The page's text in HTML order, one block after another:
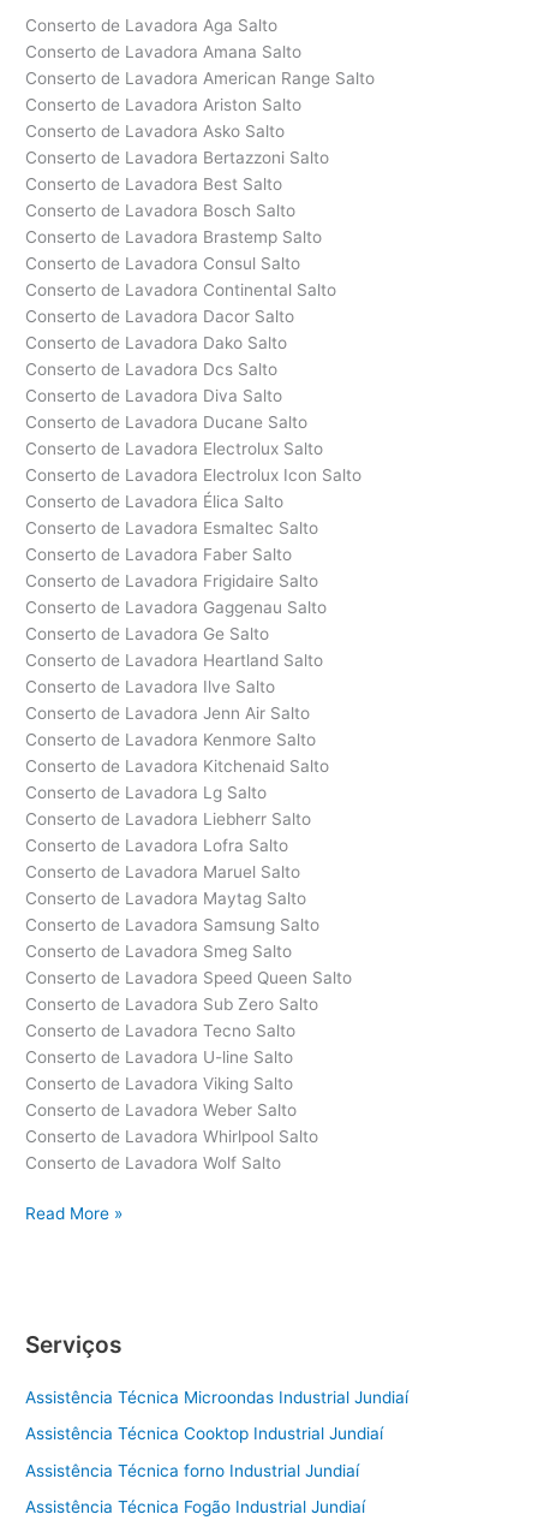
Conserto de Lavadora Aga Salto
Conserto de Lavadora Amana Salto
Conserto de Lavadora American Range Salto
Conserto de Lavadora Ariston Salto
Conserto de Lavadora Asko Salto
Conserto de Lavadora Bertazzoni Salto
Conserto de Lavadora Best Salto
Conserto de Lavadora Bosch Salto
Conserto de Lavadora Brastemp Salto
Conserto de Lavadora Consul Salto
Conserto de Lavadora Continental Salto
Conserto de Lavadora Dacor Salto
Conserto de Lavadora Dako Salto
Conserto de Lavadora Dcs Salto
Conserto de Lavadora Diva Salto
Conserto de Lavadora Ducane Salto
Conserto de Lavadora Electrolux Salto
Conserto de Lavadora Electrolux Icon Salto
Conserto de Lavadora Élica Salto
Conserto de Lavadora Esmaltec Salto
Conserto de Lavadora Faber Salto
Conserto de Lavadora Frigidaire Salto
Conserto de Lavadora Gaggenau Salto
Conserto de Lavadora Ge Salto
Conserto de Lavadora Heartland Salto
Conserto de Lavadora Ilve Salto
Conserto de Lavadora Jenn Air Salto
Conserto de Lavadora Kenmore Salto
Conserto de Lavadora Kitchenaid Salto
Conserto de Lavadora Lg Salto
Conserto de Lavadora Liebherr Salto
Conserto de Lavadora Lofra Salto
Conserto de Lavadora Maruel Salto
Conserto de Lavadora Maytag Salto
Conserto de Lavadora Samsung Salto
Conserto de Lavadora Smeg Salto
Conserto de Lavadora Speed Queen Salto
Conserto de Lavadora Sub Zero Salto
Conserto de Lavadora Tecno Salto
Conserto de Lavadora U-line Salto
Conserto de Lavadora Viking Salto
Conserto de Lavadora Weber Salto
Conserto de Lavadora Whirlpool Salto
Conserto de Lavadora Wolf Salto
Conserto
Read More »
Serviços
Assistência Técnica Microondas Industrial Jundiaí
Assistência Técnica Cooktop Industrial Jundiaí
Assistência Técnica forno Industrial Jundiaí
Assistência Técnica Fogão Industrial Jundiaí